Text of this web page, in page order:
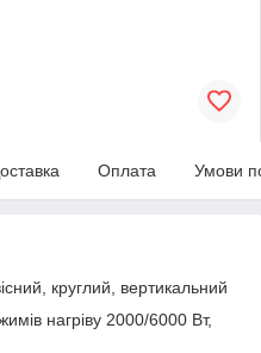
Оплата Умови
круглий, вертикальний
нагріву 2000/6000 Вт,